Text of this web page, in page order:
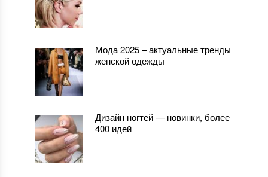
Мода 2025 – актуальные тренды
женской одежды
Дизайн ногтей — новинки, более
400 идей